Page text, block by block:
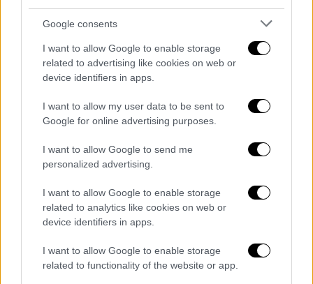
Google consents
I want to allow Google to enable storage
related to advertising like cookies on web or
device identifiers in apps.
I want to allow my user data to be sent to
Google for online advertising purposes.
I want to allow Google to send me
personalized advertising.
I want to allow Google to enable storage
related to analytics like cookies on web or
device identifiers in apps.
I want to allow Google to enable storage
related to functionality of the website or app.
Ελλάδα|03.12.2020 22:22
Καθηγητής Στανόπουλος: Ο
διακεκριμένος εντατικολόγος
καταρρίπτει με απλά λόγια τον μύθο των
κρουσμάτων στην Θεσσαλονίκη